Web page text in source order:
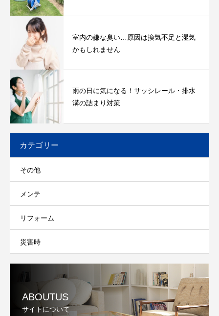
室内の嫌な臭い…原因は換気不足と湿気
かもしれません
雨の日に気になる！サッシレール・排水
溝の詰まり対策
カテゴリー
その他
メンテ
リフォーム
災害時
ABOUTUS
サイトについて